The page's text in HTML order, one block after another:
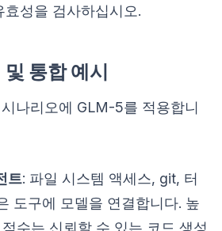
성을 검사하십시오.
통합 예시
나리오에 GLM-5를 적용합니
트: 파일 시스템 액세스, git, 터
도구에 모델을 연결합니다. 높